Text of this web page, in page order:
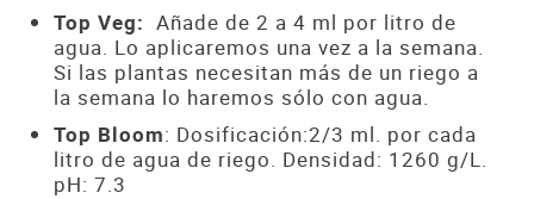
Top Veg: Añade de 2 a 4 ml por litro de
agua. Lo aplicaremos una vez a la semana.
Si las plantas necesitan más de un riego a
la semana lo haremos sólo con agua.
Top Bloom: Dosificación:2/3 ml. por cada
litro de agua de riego. Densidad: 1260 g/L.
pH: 7.3